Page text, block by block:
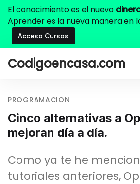
El conocimiento es el nuevo
Aprender es la nueva manera en
Acceso Cursos
Codigoencasa.com
PROGRAMACION
Cinco alternativas a
mejoran día a día.
Como ya te he
tutoriales anteriores,